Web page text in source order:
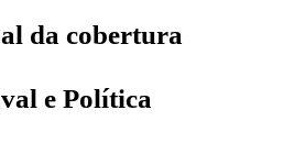
da cobertura
e Política